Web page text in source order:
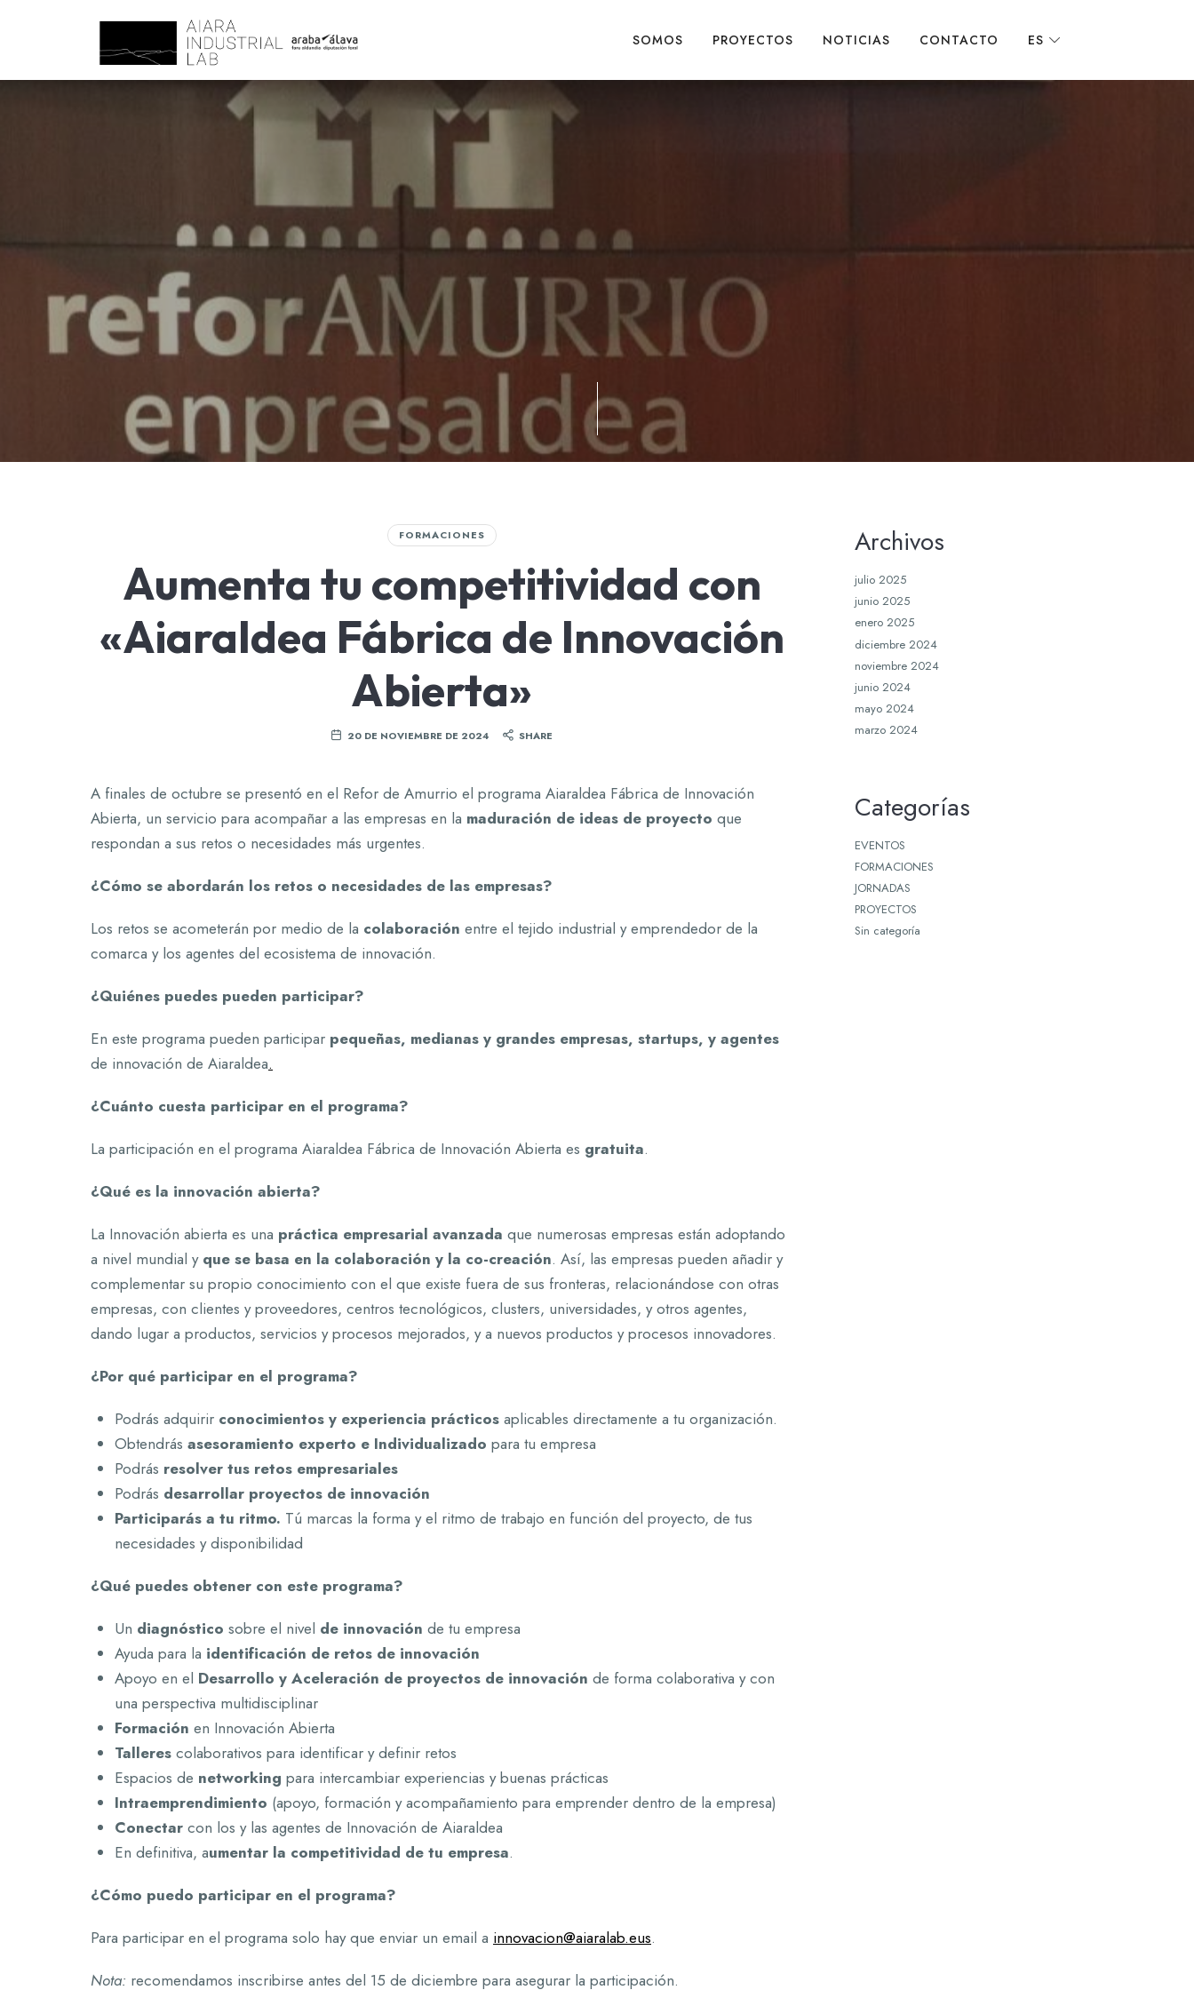
AIARALAB
Innovación, Tecnología y sostenibilidad para un Futuro Industrial
SOMOS PROYECTOS NOTICIAS CONTACTO ES
FORMACIONES
Aumenta tu competitividad con
«Aiaraldea Fábrica de Innovación
Abierta»
20 DE NOVIEMBRE DE 2024 SHARE
A finales de octubre se presentó en el Refor de Amurrio el programa Aiaraldea Fábrica de Innovación
Abierta, un servicio para acompañar a las empresas en la maduración de ideas de proyecto que
respondan a sus retos o necesidades más urgentes.
¿Cómo se abordarán los retos o necesidades de las empresas?
Los retos se acometerán por medio de la colaboración entre el tejido industrial y emprendedor de la
comarca y los agentes del ecosistema de innovación.
¿Quiénes puedes pueden participar?
En este programa pueden participar pequeñas, medianas y grandes empresas, startups, y agentes
de innovación de Aiaraldea.
¿Cuánto cuesta participar en el programa?
La participación en el programa Aiaraldea Fábrica de Innovación Abierta es gratuita.
¿Qué es la innovación abierta?
La Innovación abierta es una práctica empresarial avanzada que numerosas empresas están adoptando
a nivel mundial y que se basa en la colaboración y la co-creación. Así, las empresas pueden añadir y
complementar su propio conocimiento con el que existe fuera de sus fronteras, relacionándose con otras
empresas, con clientes y proveedores, centros tecnológicos, clusters, universidades, y otros agentes,
dando lugar a productos, servicios y procesos mejorados, y a nuevos productos y procesos innovadores.
¿Por qué participar en el programa?
Podrás adquirir conocimientos y experiencia prácticos aplicables directamente a tu organización.
Obtendrásasesoramiento experto e Individualizado para tu empresa
Podrás resolver tus retos empresariales
Podrás desarrollar proyectos de innovación
Participarás a tu ritmo. Tú marcas la forma y el ritmo de trabajo en función del proyecto, de tus
necesidades y disponibilidad
¿Qué puedes obtener con este programa?
Un diagnóstico sobre el nivel de innovación de tu empresa
Ayuda para la identificación de retos de innovación
Apoyo en el Desarrollo y Aceleración de proyectos de innovación de forma colaborativa y con
una perspectiva multidisciplinar
Formación en Innovación Abierta
Talleres colaborativos para identificar y definir retos
Espacios de networking para intercambiar experiencias y buenas prácticas
Intraemprendimiento (apoyo, formación y acompañamiento para emprender dentro de la empresa)
Conectar con los y las agentes de Innovación de Aiaraldea
En definitiva, aumentar la competitividad de tu empresa.
¿Cómo puedo participar en el programa?
Para participar en el programa solo hay que enviar un email a innovacion@aiaralab.eus.
Nota: recomendamos inscribirse antes del 15 de diciembre para asegurar la participación.
Archivos
julio 2025
junio 2025
enero 2025
diciembre 2024
noviembre 2024
junio 2024
mayo 2024
marzo 2024
Categorías
EVENTOS
FORMACIONES
JORNADAS
PROYECTOS
Sin categoría